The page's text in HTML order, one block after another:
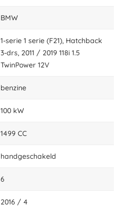
BMW
1-serie 1 serie (F21), Hatchback
3-drs, 2011 / 2019 118i 1.5
TwinPower 12V
benzine
100 kW
1499 CC
handgeschakeld
6
2016 / 4